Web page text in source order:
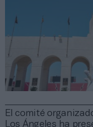
El comité
Los Ángeles ha